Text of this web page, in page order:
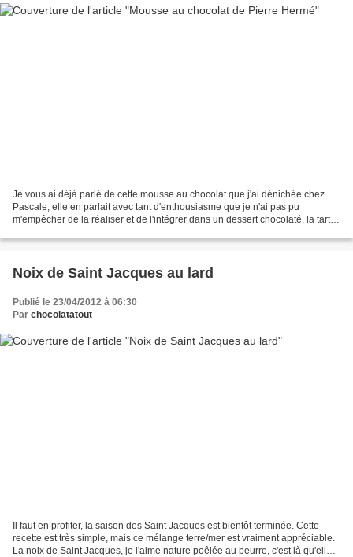
Je vous ai déjà parlé de cette mousse au chocolat que j'ai dénichée chez
Pascale, elle en parlait avec tant d'enthousiasme que je n'ai pas pu
m'empêcher de la réaliser et de l'intégrer dans un dessert chocolaté, la tarte
Noix de Saint Jacques au lard
Publié le 23/04/2012 à 06:30
Par chocolatatout
Il faut en profiter, la saison des Saint Jacques est bientôt terminée. Cette
recette est très simple, mais ce mélange terre/mer est vraiment appréciable.
La noix de Saint Jacques, je l'aime nature poêlée au beurre, c'est là qu'elle